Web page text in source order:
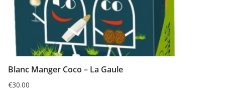
Blanc Manger Coco – La Gaule
€30.00